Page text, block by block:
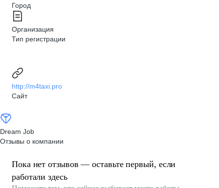
Город
Организация
Тип регистрации
http://m4taxi.pro
Сайт
Dream Job
Отзывы о компании
Пока нет отзывов — оставьте первый, если
работали здесь